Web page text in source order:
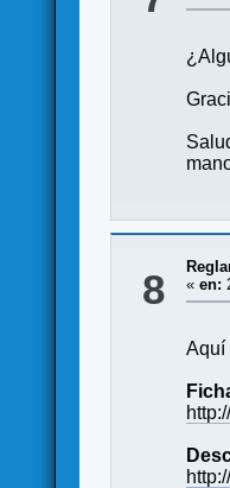
8
«en:
Aquí